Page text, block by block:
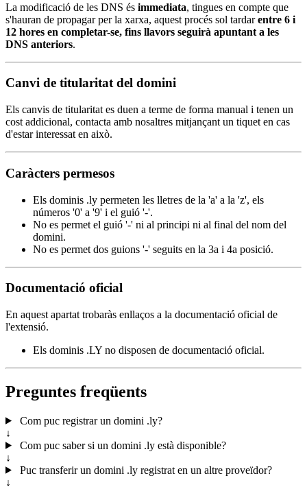
La modificació de les DNS és immediata, tingues en compte que
s'hauran de propagar per la xarxa, aquest procés sol tardarentre 6 i
12 hores en completar-se, fins llavors seguirà apuntant a les
DNS anteriors.
Canvi de titularitat del domini
Els canvis de titularitat es duen a terme de forma manual i tenen un
cost addicional, contacta amb nosaltres mitjançant un tiquet en cas
d'estar interessat en això.
Caràcters permesos
Els dominis .ly permeten les lletres de la 'a' a la 'z', els
números '0' a '9' i el guió '-'.
No es permet el guió '-' ni al principi ni al final del nom del
domini.
No es permet dos guions '-' seguits en la 3a i 4a posició.
Documentació oficial
En aquest apartat trobaràs enllaços a la documentació oficial de
l'extensió.
Els dominis .LY no disposen de documentació oficial.
Preguntes freqüents
Com puc registrar un domini .ly?
↓
Com puc saber si un domini .ly està disponible?
↓
Puc transferir un domini .ly registrat en un altre proveïdor?
↓